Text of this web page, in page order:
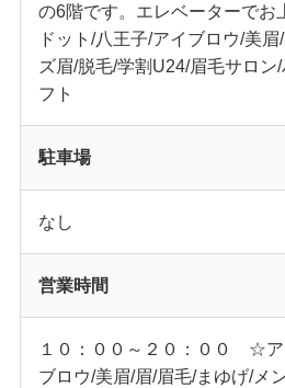
の6階です。エレベーターで
ドット/八王子/アイブロウ/美
ズ眉/脱毛/学割U24/眉毛サロン
フト
駐車場
なし
営業時間
１０：００～２０：００ ☆ア
ブロウ/美眉/眉/眉毛/まゆげ/メ